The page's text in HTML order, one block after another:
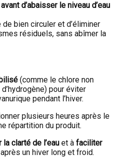
d’abaisser le niveau d’eau
bien circuler et d’éliminer
résiduels, sans abîmer la
(comme le chlore non
pour éviter
pendant l’hiver.
plusieurs heures après le
répartition du produit.
clarté de l’eau et à faciliter
un hiver long et froid.